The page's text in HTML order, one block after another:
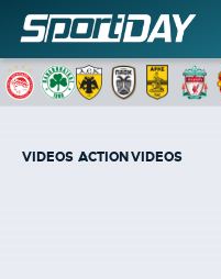
VIDEOS ACTION VIDEOS